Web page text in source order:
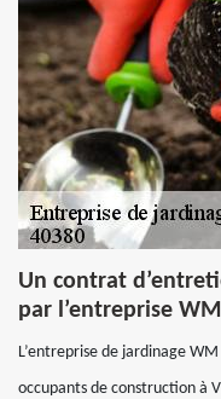
Un contrat
par l’entreprise
L’entreprise de jardinage
occupants de construction à